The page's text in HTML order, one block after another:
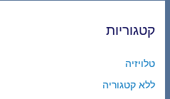
קטגוריות
טלויזיה
ללא קטגוריה